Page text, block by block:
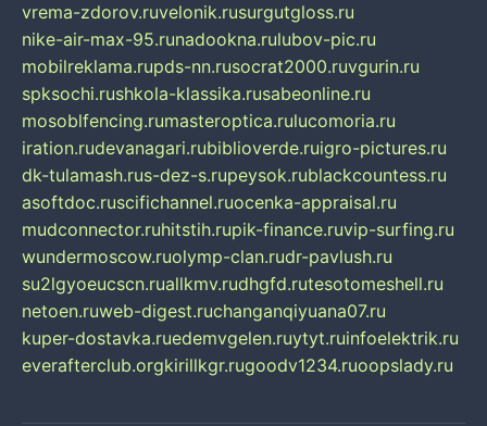
vrema-zdorov.ruvelonik.rusurgutgloss.ru
nike-air-max-95.runadookna.rulubov-pic.ru
mobilreklama.rupds-nn.rusocrat2000.ruvgurin.ru
spksochi.rushkola-klassika.rusabeonline.ru
mosoblfencing.rumasteroptica.rulucomoria.ru
iration.rudevanagari.rubiblioverde.ruigro-pictures.ru
dk-tulamash.rus-dez-s.rupeysok.rublackcountess.ru
asoftdoc.ruscifichannel.ruocenka-appraisal.ru
mudconnector.ruhitstih.rupik-finance.ruvip-surfing.ru
wundermoscow.ruolymp-clan.rudr-pavlush.ru
su2lgyoeucscn.ruallkmv.rudhgfd.rutesotomeshell.ru
netoen.ruweb-digest.ruchanganqiyuana07.ru
kuper-dostavka.ruedemvgelen.ruytyt.ruinfoelektrik.ru
everafterclub.orgkirillkgr.rugoodv1234.ruoopslady.ru